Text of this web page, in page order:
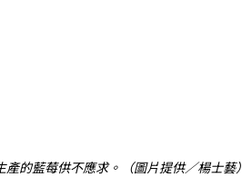
的藍莓供不應求。（圖片提供／楊士藝）